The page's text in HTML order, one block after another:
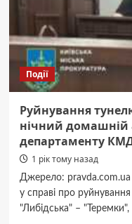
аварійного
мосту
Події
Руйнування
нічний домашній
департаменту
1 рік тому назад
Джерело: pravda.com.ua
у справі про
"Либідська" – "Теремки",